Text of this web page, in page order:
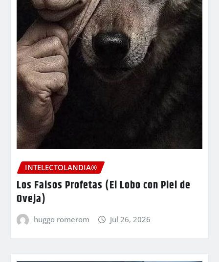
INTELECTOLANDIA®
Los Falsos Profetas (El Lobo con Piel de
Oveja)
huggo romerom Jul 26, 2026